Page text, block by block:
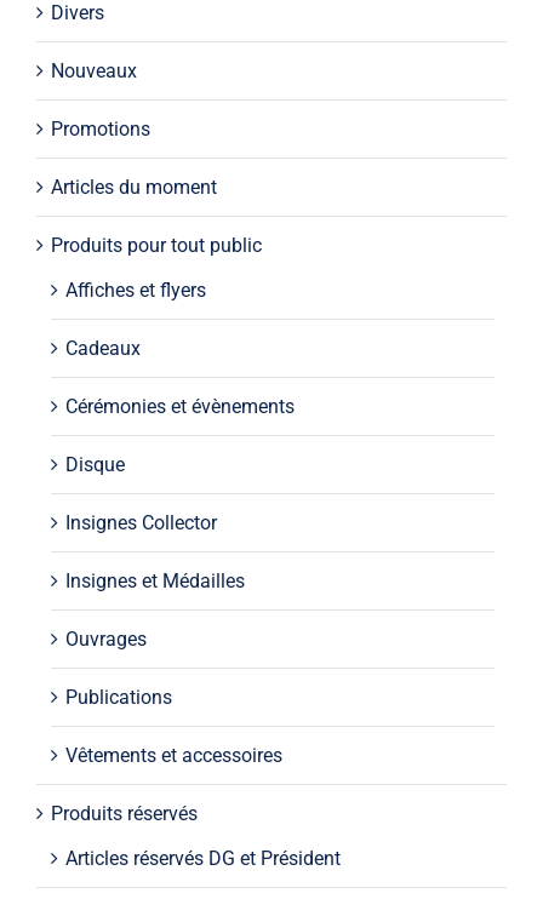
Divers
Nouveaux
Promotions
Articles du moment
Produits pour tout public
Affiches et flyers
Cadeaux
Cérémonies et évènements
Disque
Insignes Collector
Insignes et Médailles
Ouvrages
Publications
Vêtements et accessoires
Produits réservés
Articles réservés DG et Président